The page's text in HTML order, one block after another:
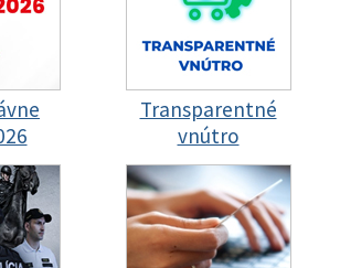
Transparentné
vnútro